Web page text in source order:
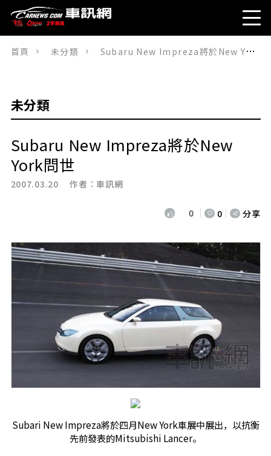
首頁 未分類 Subaru New Impreza將於New York問世
未分類
Subaru New Impreza將於New
York問世
2007.03.20 作者：車訊網
0 0 分享
Subari New Impreza將於四月New York車展中展出，以抗衡
先前發表的Mitsubishi Lancer。